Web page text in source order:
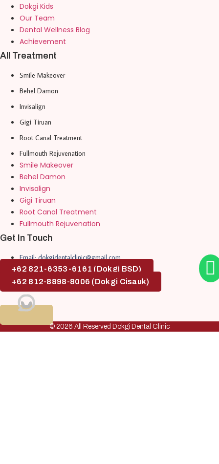
Dokgi Kids
Our Team
Dental Wellness Blog
Achievement
All Treatment
Smile Makeover
Behel Damon
Invisalign
Gigi Tiruan
Root Canal Treatment
Fullmouth Rejuvenation
Smile Makeover
Behel Damon
Invisalign
Gigi Tiruan
Root Canal Treatment
Fullmouth Rejuvenation
Get In Touch
Email: dokgidentalclinic@gmail.com
+62 821-6353-6161 (Dokgi BSD)
+62 812-8898-8006 (Dokgi Cisauk)
© 2026 All Reserved Dokgi Dental Clinic